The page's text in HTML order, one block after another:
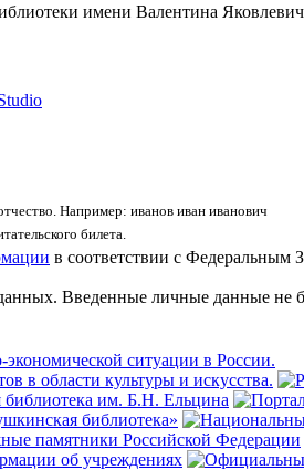
имени Валентина
Например: иванов иван иванович
билета.
в соответствии с
Введенные личные данные не